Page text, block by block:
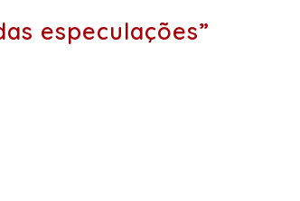
especulações”